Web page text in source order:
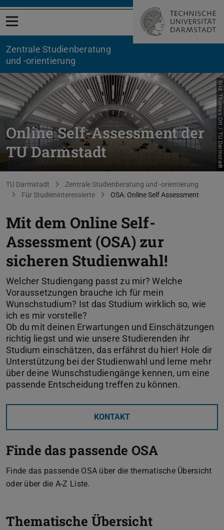
Menü öffnen
Zentrale Studienberatung
und -orientierung
Online Self-Assessment der
TU Darmstadt
Bild: Thomas Ott / TU Darmstadt
Sie befinden sich hier:
TU Darmstadt
Zentrale Studienberatung und -orientierung
Für Studieninteressierte
OSA: Online Self Assessment
Mit dem Online Self-
Assessment (OSA) zur
sicheren Studienwahl!
Welcher Studiengang passt zu mir? Welche
Voraussetzungen brauche ich für mein
Wunschstudium? Ist das Studium wirklich so, wie
ich es mir vorstelle?
Ob du mit deinen Erwartungen und Einschätzungen
richtig liegst und wie unsere Studierenden ihr
Studium einschätzen, das erfährst du hier! Hole dir
Unterstützung bei der Studienwahl und lerne mehr
über deine Wunschstudiengänge kennen, um eine
passende Entscheidung treffen zu können.
KONTAKT
Finde das passende OSA
Finde das passende OSA über die thematische Übersicht
oder über die A-Z Liste.
Thematische Übersicht